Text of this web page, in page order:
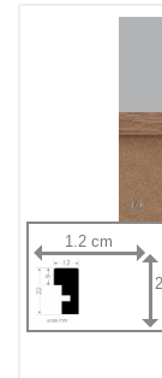
1.2 cm